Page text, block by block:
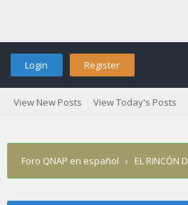
Login Register
View New Posts View Today's Posts
Foro QNAP en español › EL RINCÓN